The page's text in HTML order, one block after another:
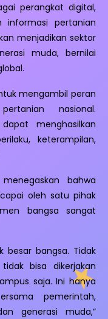
perangkat digital,
informasi pertanian
menjadikan sektor
muda, bernilai
mengambil peran
nasional.
menghasilkan
keterampilan,
bahwa
oleh satu pihak
bangsa sangat
besar bangsa. Tidak
bisa dikerjakan
saja. Ini hanya
pemerintah,
generasi muda,”